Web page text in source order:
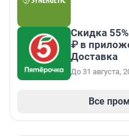
Скидка
₽ в
Доставка
До 31 августа,
Все